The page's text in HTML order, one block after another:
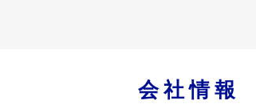
会社情報